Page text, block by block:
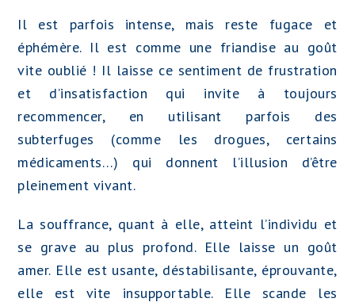
Il est parfois intense, mais reste fugace et
éphémère. Il est comme une friandise au goût
vite oublié ! Il laisse ce sentiment de frustration
et d’insatisfaction qui invite à toujours
recommencer, en utilisant parfois des
subterfuges (comme les drogues, certains
médicaments…) qui donnent l’illusion d’être
pleinement vivant.
La souffrance, quant à elle, atteint l’individu et
se grave au plus profond. Elle laisse un goût
amer. Elle est usante, déstabilisante, éprouvante,
elle est vite insupportable. Elle scande les